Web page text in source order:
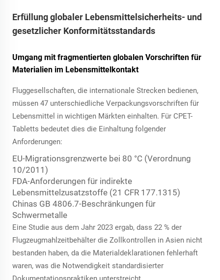
Erfüllung globaler Lebensmittelsicherheits- und
gesetzlicher Konformitätsstandards
Umgang mit fragmentierten globalen Vorschriften für
Materialien im Lebensmittelkontakt
Fluggesellschaften, die internationale Strecken bedienen,
müssen 47 unterschiedliche Verpackungsvorschriften für
Lebensmittel in wichtigen Märkten einhalten. Für CPET-
Tabletts bedeutet dies die Einhaltung folgender
Anforderungen:
EU-Migrationsgrenzwerte bei 80 °C (Verordnung
10/2011)
FDA-Anforderungen für indirekte
Lebensmittelzusatzstoffe (21 CFR 177.1315)
Chinas GB 4806.7-Beschränkungen für
Schwermetalle
Eine Studie aus dem Jahr 2023 ergab, dass 22 % der
Flugzeugmahlzeitbehälter die Zollkontrollen in Asien nicht
bestanden haben, da die Materialdeklarationen fehlerhaft
waren, was die Notwendigkeit standardisierter